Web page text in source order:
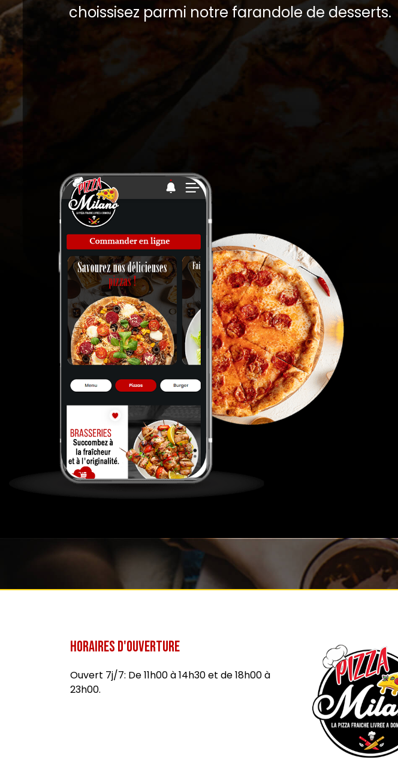
choissisez parmi notre farandole de desserts.
Horaires d'ouverture
Ouvert 7j/7: De 11h00 à 14h30 et de 18h00 à
23h00.